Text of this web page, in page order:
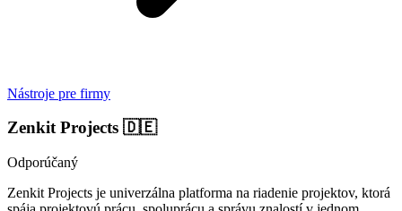
Nástroje pre firmy
Zenkit Projects 🇩🇪
Odporúčaný
Zenkit Projects je univerzálna platforma na riadenie projektov, ktorá